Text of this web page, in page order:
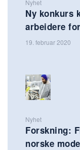
Nyhet
Ny konkurs
arbeidere
19. februar 2020
Nyhet
Forskning:
norske